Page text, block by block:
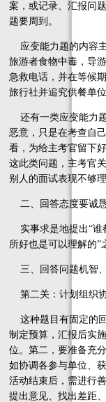
案，或记录、汇报问
题要周到。
应变能力题的内容
旅游者食物中毒，导
急救电话，并在等候
旅行社并追究供餐单位
还有一类应变能力
恶意，只是在考查自
看，为给主考官留下
这此类问题，主考官
别人的面试表现不够
二、回答态度要诚恳
实事求是地提出“谁
所好也是可以理解的”
三、回答问题机智
第二关：计划组织
这种题目有固定的
制定预算，汇报后实
位。第二，要准备充
如协调各参与单位、
活动结束后，需进行
提出意见、找出差距